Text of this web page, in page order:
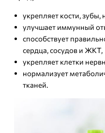
укрепляет кости, зубы,
улучшает иммунный
способствует
сердца, сосудов и ЖКТ,
укрепляет клетки
нормализует
тканей.